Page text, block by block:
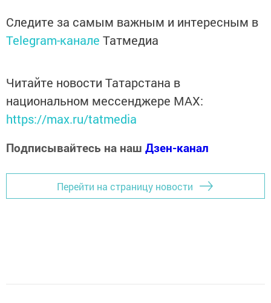
Следите за самым важным и интересным в
Telegram-канале Татмедиа
Читайте новости Татарстана в
национальном мессенджере MАХ:
https://max.ru/tatmedia
Подписывайтесь на наш Дзен-канал
Перейти на страницу новости